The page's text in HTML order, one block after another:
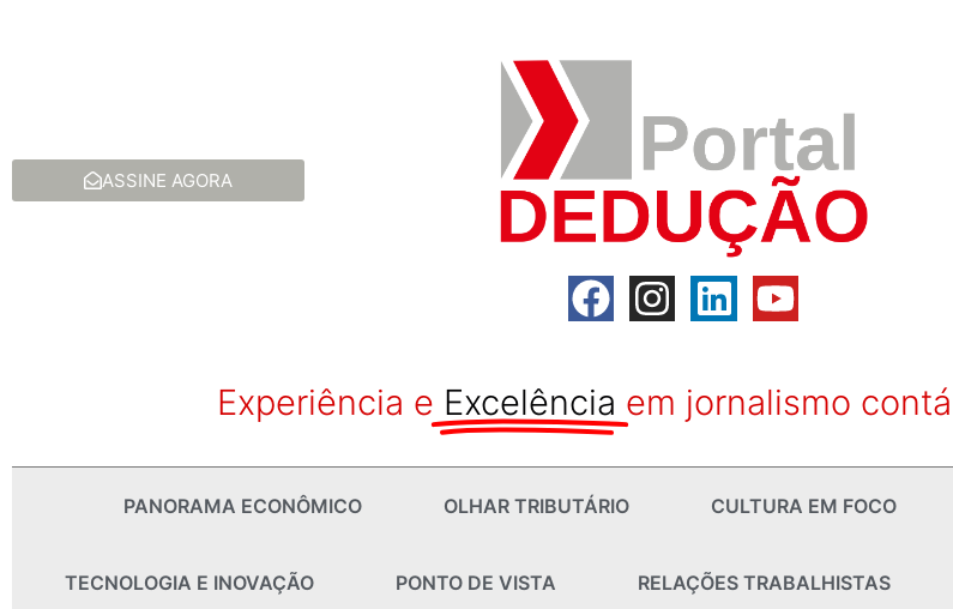
ASSINE AGORA
Experiência e Excelência em jornalismo
PANORAMA ECONÔMICO OLHAR TRIBUTÁRIO CULTURA EM FOCO
TECNOLOGIA E INOVAÇÃO PONTO DE VISTA RELAÇÕES TRABALHISTAS